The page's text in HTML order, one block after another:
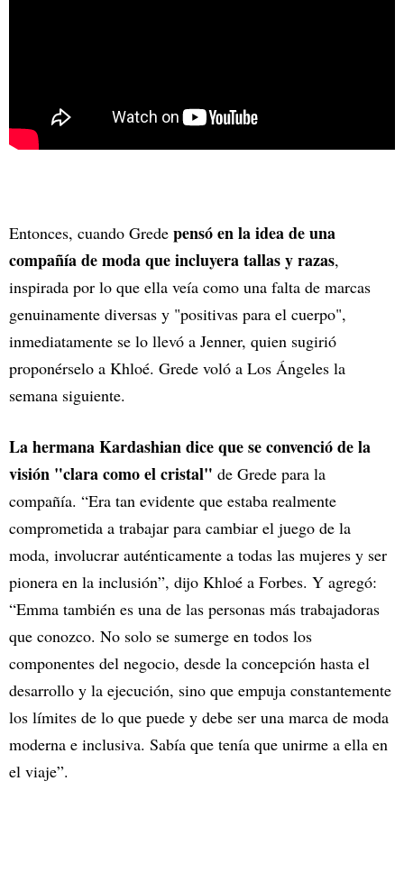
Entonces, cuando Grede pensó en la idea de una
compañía de moda que incluyera tallas y razas,
inspirada por lo que ella veía como una falta de marcas
genuinamente diversas y "positivas para el cuerpo",
inmediatamente se lo llevó a Jenner, quien sugirió
proponérselo a Khloé. Grede voló a Los Ángeles la
semana siguiente.
La hermana Kardashian dice que se convenció de la
visión "clara como el cristal" de Grede para la
compañía. “Era tan evidente que estaba realmente
comprometida a trabajar para cambiar el juego de la
moda, involucrar auténticamente a todas las mujeres y ser
pionera en la inclusión”, dijo Khloé a Forbes. Y agregó:
“Emma también es una de las personas más trabajadoras
que conozco. No solo se sumerge en todos los
componentes del negocio, desde la concepción hasta el
desarrollo y la ejecución, sino que empuja constantemente
los límites de lo que puede y debe ser una marca de moda
moderna e inclusiva. Sabía que tenía que unirme a ella en
el viaje”.